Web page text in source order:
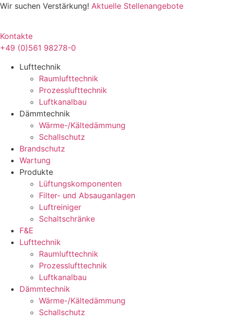
Zum
Wir suchen Verstärkung! Aktuelle Stellenangebote
Kontakte
+49 (0)561 98278-0
Lufttechnik
Raumlufttechnik
Prozesslufttechnik
Luftkanalbau
Dämmtechnik
Wärme-/Kältedämmung
Schallschutz
Brandschutz
Wartung
Produkte
Lüftungskomponenten
Filter- und Absauganlagen
Luftreiniger
Schaltschränke
F&E
Lufttechnik
Raumlufttechnik
Prozesslufttechnik
Luftkanalbau
Dämmtechnik
Wärme-/Kältedämmung
Schallschutz